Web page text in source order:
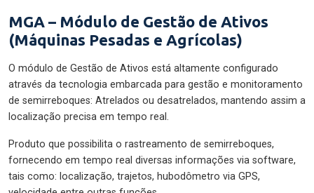
MGA – Módulo de Gestão de Ativos
(Máquinas Pesadas e Agrícolas)
O módulo de Gestão de Ativos está altamente configurado
através da tecnologia embarcada para gestão e monitoramento
de semirreboques: Atrelados ou desatrelados, mantendo assim a
localização precisa em tempo real.
Produto que possibilita o rastreamento de semirreboques,
fornecendo em tempo real diversas informações via software,
tais como: localização, trajetos, hubodômetro via GPS,